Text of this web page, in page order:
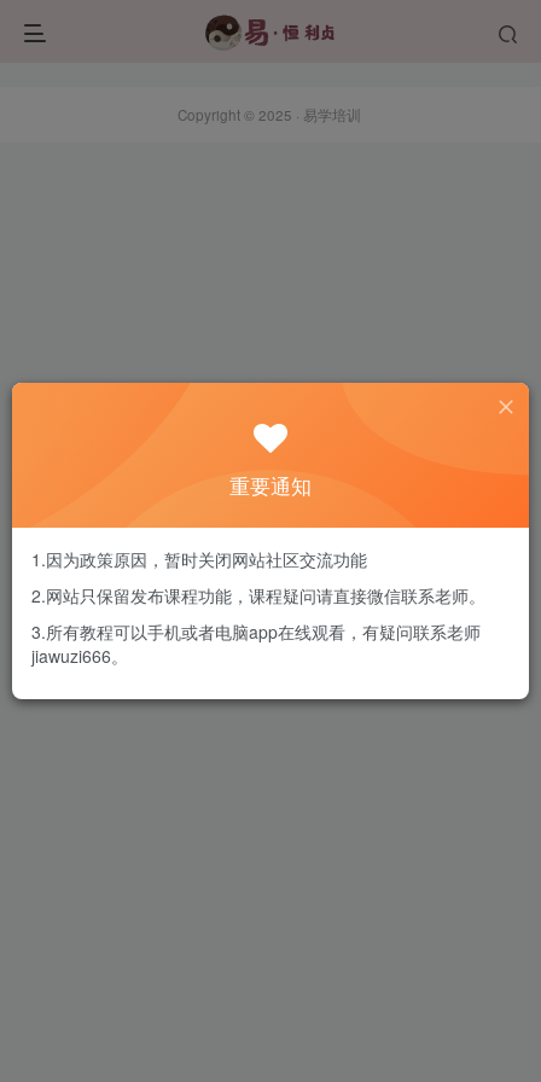
Copyright © 2025 · 易学培训
重要通知
1.因为政策原因，暂时关闭网站社区交流功能
2.网站只保留发布课程功能，课程疑问请直接微信联系老师。
3.所有教程可以手机或者电脑app在线观看，有疑问联系老师
jiawuzi666。